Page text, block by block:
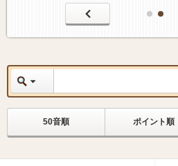
50音順 ポイント順